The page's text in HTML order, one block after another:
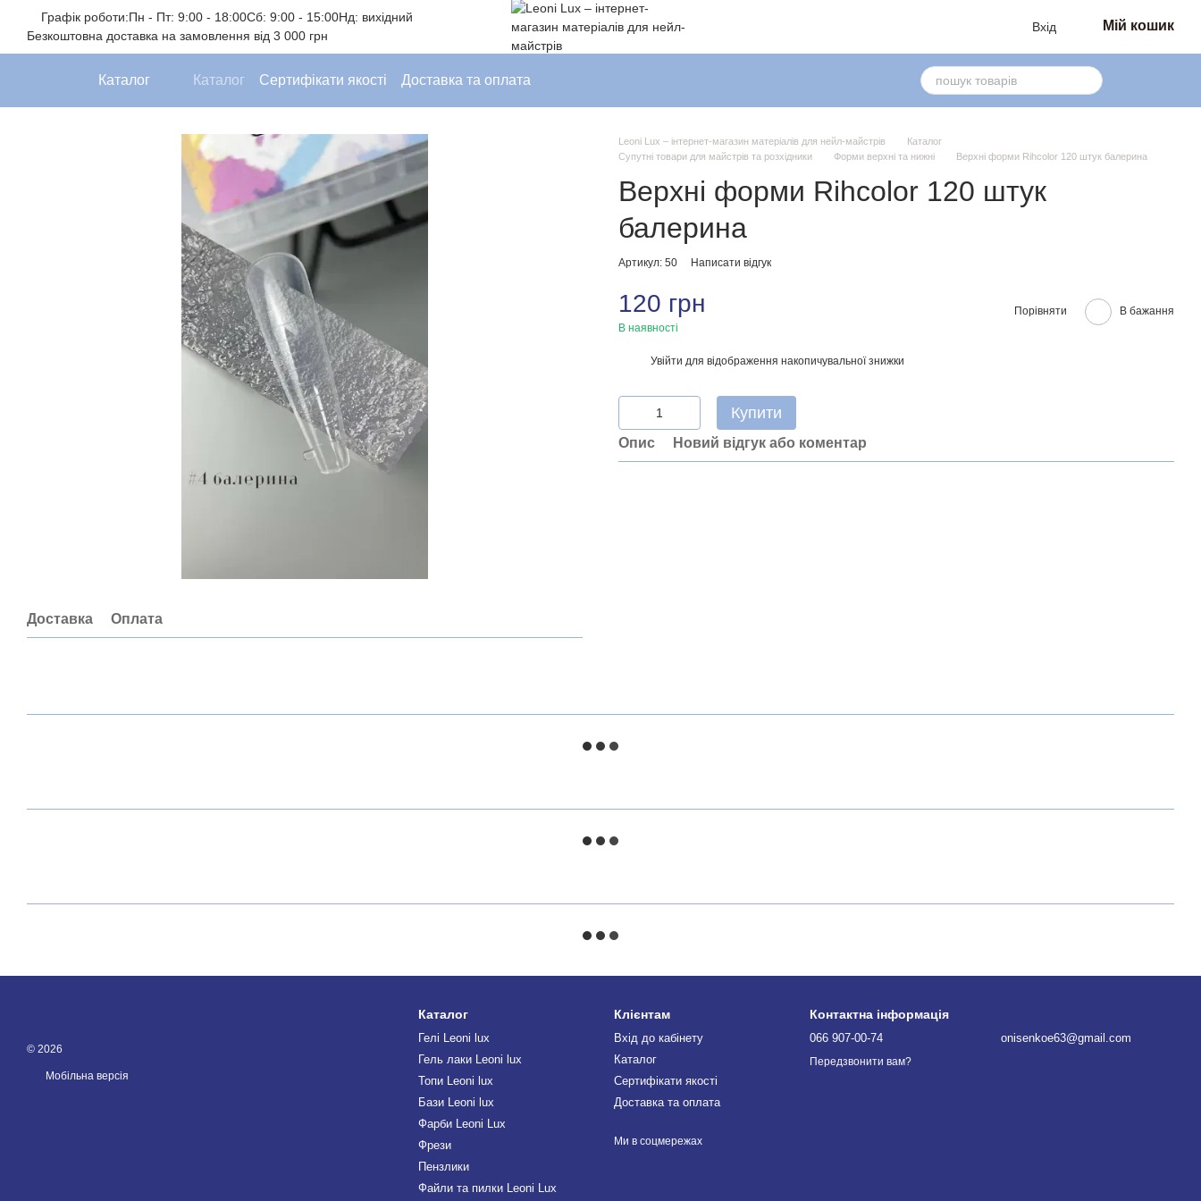
Перейти до основного контенту
Графік роботи:Пн - Пт: 9:00 - 18:00Сб: 9:00 - 15:00Нд: вихідний
Безкоштовна доставка на замовлення від 3 000 грн
Вхід Мій кошик
Каталог Каталог Сертифікати якості Доставка та оплата
Доставка Оплата
Leoni Lux – інтернет-магазин матеріалів для нейл-майстрів
Каталог
Супутні товари для майстрів та розхідники
Форми верхні та нижні Верхні форми Rihcolor 120 штук балерина
Верхні форми Rihcolor 120 штук
балерина
Артикул: 50 Написати відгук
120 грн
В наявності
Порівняти В бажання
Увійти для відображення накопичувальної знижки
Купити
Опис Новий відгук або коментар
© 2026
Мобільна версія
Каталог
Гелі Leoni lux
Гель лаки Leoni lux
Топи Leoni lux
Бази Leoni lux
Фарби Leoni Lux
Фрези
Пензлики
Файли та пилки Leoni Lux
Клієнтам
Вхід до кабінету
Каталог
Сертифікати якості
Доставка та оплата
Ми в соцмережах
Контактна інформація
066 907-00-74
Передзвонити вам?
onisenkoe63@gmail.com